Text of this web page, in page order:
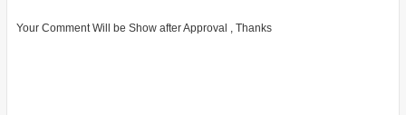
Your Comment Will be Show after Approval , Thanks